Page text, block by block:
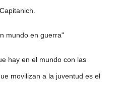
mundo en guerra"
hay en el mundo con las
movilizan a la juventud es el